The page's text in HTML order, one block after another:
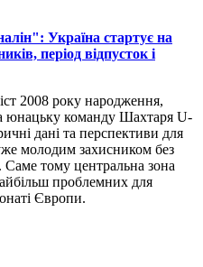
Україна стартує на
період відпусток і
2008 року народження,
юнацьку команду Шахтаря U-
дані та перспективи для
молодим захисником без
Саме тому центральна зона
проблемних для
Європи.